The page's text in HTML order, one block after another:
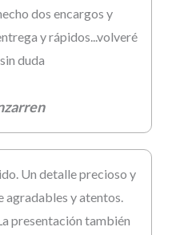
dos encargos y
y rápidos...volveré
duda
Un detalle precioso y
agradables y atentos.
presentación también